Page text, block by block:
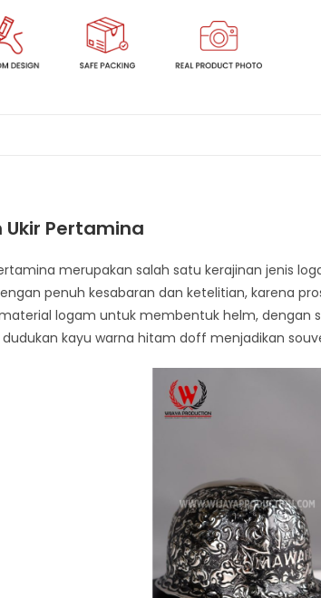
Ukir Pertamina
merupakan salah satu kerajinan jenis
penuh kesabaran dan ketelitian, karena
logam untuk membentuk helm, dengan
kayu warna hitam doff menjadikan